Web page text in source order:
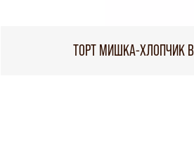
ТОРТ МИШКА-ХЛОПЧИК